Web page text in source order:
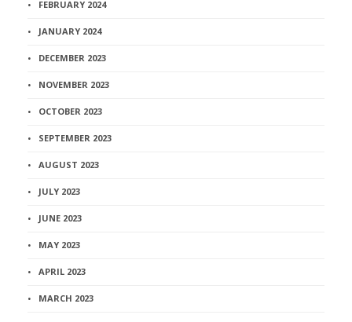
FEBRUARY 2024
JANUARY 2024
DECEMBER 2023
NOVEMBER 2023
OCTOBER 2023
SEPTEMBER 2023
AUGUST 2023
JULY 2023
JUNE 2023
MAY 2023
APRIL 2023
MARCH 2023